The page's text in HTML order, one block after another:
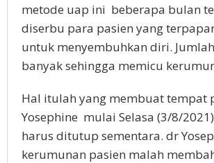
metode uap ini beberapa bulan
diserbu para pasien yang
untuk menyembuhkan diri.
banyak sehingga memicu
Hal itulah yang membuat tempat
Yosephine mulai Selasa (3/8/
harus ditutup sementara. dr
kerumunan pasien malah